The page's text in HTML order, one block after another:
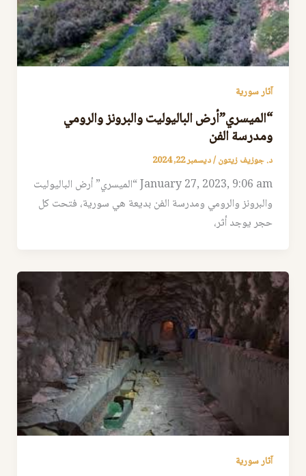
آثار سورية
“الميسري”أرض الباليوليت والبرونز والرومي
ومدرسة الفن
د. جوزيف زيتون/ديسمبر 22, 2024
January 27, 2023, 9:06 am “الميسري” أرض الباليوليت
والبرونز والرومي ومدرسة الفن بديعة هي سورية، فتحت كل
حجر يوجد أثر،
آثار سورية